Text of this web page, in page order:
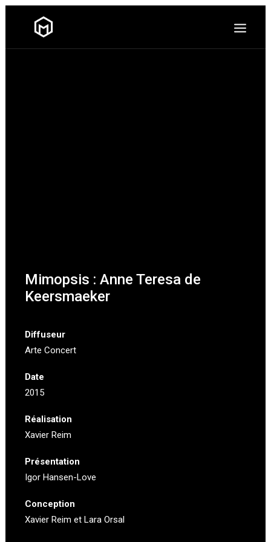
Mimopsis : Anne Teresa de
Keersmaeker
Diffuseur
Arte Concert
Date
2015
Réalisation
Xavier Reim
Présentation
Igor Hansen-Love
Conception
Xavier Reim et Lara Orsal